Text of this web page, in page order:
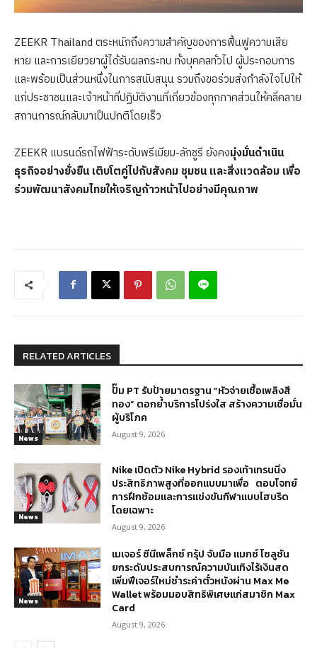
ZEEKR Thailand ตระหนักถึงความสำคัญของการฟื้นฟูความเสีย
หาย และการเยียวยาผู้ได้รับผลกระทบ ทั้งบุคคลทั่วไป ผู้ประกอบการ
และพร้อมเป็นส่วนหนึ่งในการสนับสนุน รวมถึงขอร่วมส่งกำลังใจไปให้
แก่ประชาชนและเจ้าหน้าที่ปฏิบัติงานที่เกี่ยวข้องทุกภาคส่วนให้คลี่คลาย
สถานการณ์กลับมาเป็นปกติโดยเร็ว
ZEEKR แบรนด์รถไฟฟ้าระดับพรีเมียม-ลักชูรี ยังคงมุ่งมั่นดำเนิน
ธุรกิจอย่างยั่งยืน เติบโตคู่ไปกับสังคม ชุมชน และสิ่งแวดล้อม เพื่อ
ร่วมพัฒนาสังคมไทยให้เจริญก้าวหน้าไปอย่างมีคุณภาพ
RELATED ARTICLES
News
ปั๊ม PT รับป้ายมาตรฐาน “หัวจ่ายเชื้อเพลิงสี
ทอง” ตอกย้ำบริการโปร่งใส สร้างความเชื่อมั่น
ผู้บริโภค
August 9, 2026
News
Nike เปิดตัว Nike Hybrid รองเท้าเทรนนิ่ง
ประสิทธิภาพสูงที่ออกแบบมาเพื่อ ตอบโจทย์
การฝึกซ้อมและการแข่งขันกีฬาแบบไฮบริด
โดยเฉพาะ
August 9, 2026
News
เมเจอร์ ซีนีเพล็กซ์ กรุ้ป จับมือ แมกซ์ โซลูชัน
ยกระดับประสบการณ์ความบันเทิงไร้เงินสด
เพิ่มฟีเจอร์ใหม่ชำระค่าตั๋วหนังผ่าน Max Me
Wallet พร้อมมอบสิทธิพิเศษแก่สมาชิก Max
Card
August 9, 2026